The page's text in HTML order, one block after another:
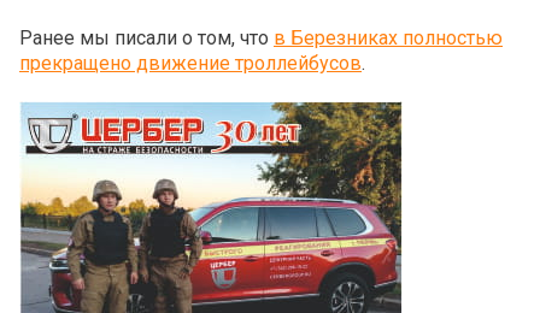
Ранее мы писали о том, что в Березниках полностью
прекращено движение троллейбусов.